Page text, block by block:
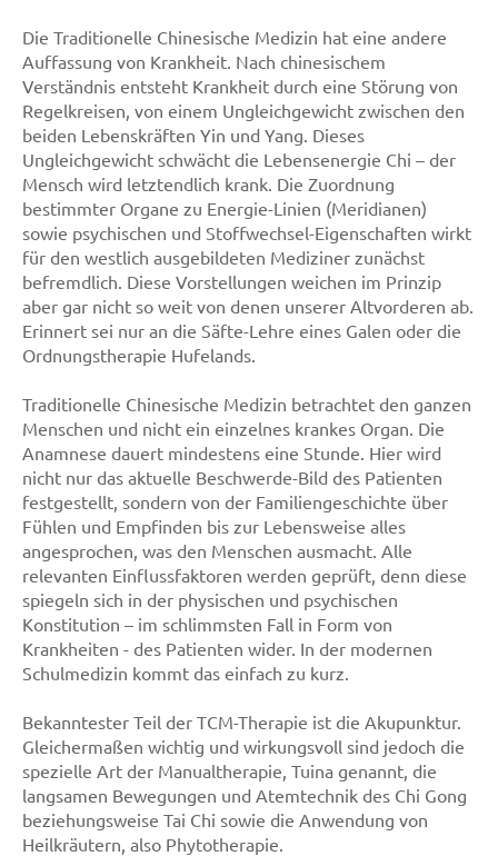
Die Traditionelle Chinesische Medizin hat eine andere
Auffassung von Krankheit. Nach chinesischem
Verständnis entsteht Krankheit durch eine Störung von
Regelkreisen, von einem Ungleichgewicht zwischen den
beiden Lebenskräften Yin und Yang. Dieses
Ungleichgewicht schwächt die Lebensenergie Chi – der
Mensch wird letztendlich krank. Die Zuordnung
bestimmter Organe zu Energie-Linien (Meridianen)
sowie psychischen und Stoffwechsel-Eigenschaften wirkt
für den westlich ausgebildeten Mediziner zunächst
befremdlich. Diese Vorstellungen weichen im Prinzip
aber gar nicht so weit von denen unserer Altvorderen ab.
Erinnert sei nur an die Säfte-Lehre eines Galen oder die
Ordnungstherapie Hufelands.
Traditionelle Chinesische Medizin betrachtet den ganzen
Menschen und nicht ein einzelnes krankes Organ. Die
Anamnese dauert mindestens eine Stunde. Hier wird
nicht nur das aktuelle Beschwerde-Bild des Patienten
festgestellt, sondern von der Familiengeschichte über
Fühlen und Empfinden bis zur Lebensweise alles
angesprochen, was den Menschen ausmacht. Alle
relevanten Einflussfaktoren werden geprüft, denn diese
spiegeln sich in der physischen und psychischen
Konstitution – im schlimmsten Fall in Form von
Krankheiten - des Patienten wider. In der modernen
Schulmedizin kommt das einfach zu kurz.
Bekanntester Teil der TCM-Therapie ist die Akupunktur.
Gleichermaßen wichtig und wirkungsvoll sind jedoch die
spezielle Art der Manualtherapie, Tuina genannt, die
langsamen Bewegungen und Atemtechnik des Chi Gong
beziehungsweise Tai Chi sowie die Anwendung von
Heilkräutern, also Phytotherapie.